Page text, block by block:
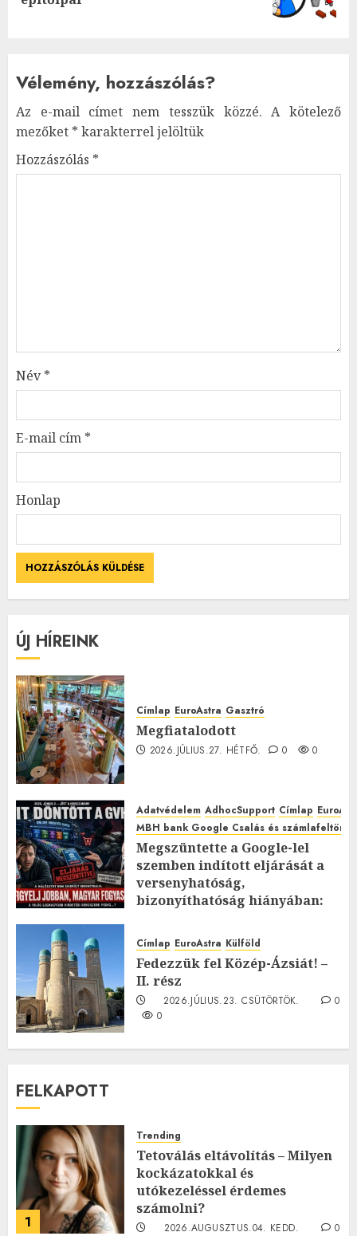
Vélemény, hozzászólás?
Az e-mail címet nem tesszük közzé. A kötelező
mezőket * karakterrel jelöltük
Hozzászólás *
Név*
E-mail cím *
Honlap
ÚJ HÍREINK
Címlap EuroAstra Gasztró
Megfiatalodott
2026.JÚLIUS.27. HÉTFŐ. 0 0
Adatvédelem AdhocSupport Címlap
MBH bank Google Csalás és
Megszüntette a Google-lel
szemben indított eljárását a
versenyhatóság,
bizonyíthatóság hiányában:
2026.JÚLIUS.23. CSÜTÖRTÖK.
0
Címlap EuroAstra Külföld
Fedezzük fel Közép-Ázsiát! –
II. rész
2026.JÚLIUS.23. CSÜTÖRTÖK.
0
0
FELKAPOTT
1
Trending
Tetoválás eltávolítás – Milyen
kockázatokkal és
utókezeléssel érdemes
számolni?
2026.AUGUSZTUS.04. KEDD.
0